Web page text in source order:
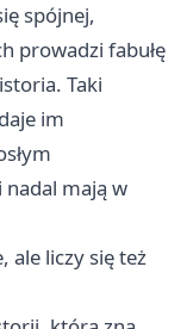
spójnej,
prowadzi fabułę
Taki
im
nadal mają w
ale liczy się też